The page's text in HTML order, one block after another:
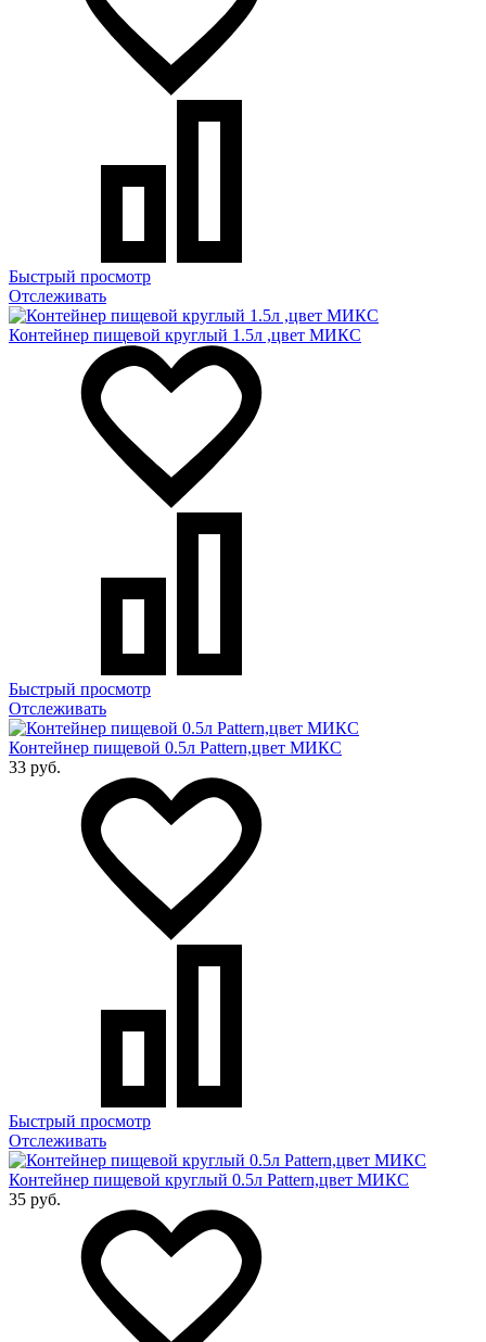
Быстрый просмотр
Отслеживать
Контейнер пищевой круглый 1.5л ,цвет МИКС
Быстрый просмотр
Отслеживать
Контейнер пищевой 0.5л Pattern,цвет МИКС
33 руб.
Быстрый просмотр
Отслеживать
Контейнер пищевой круглый 0.5л Pattern,цвет МИКС
35 руб.